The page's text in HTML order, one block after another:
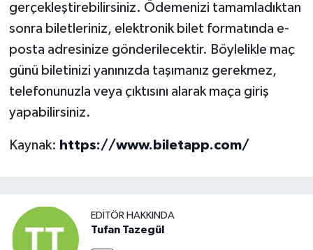
gerçekleştirebilirsiniz. Ödemenizi tamamladıktan
sonra biletleriniz, elektronik bilet formatında e-
posta adresinize gönderilecektir. Böylelikle maç
günü biletinizi yanınızda taşımanız gerekmez,
telefonunuzla veya çıktısını alarak maça giriş
yapabilirsiniz.
Kaynak: https://www.biletapp.com/
EDITÖR HAKKINDA
Tufan Tazegül